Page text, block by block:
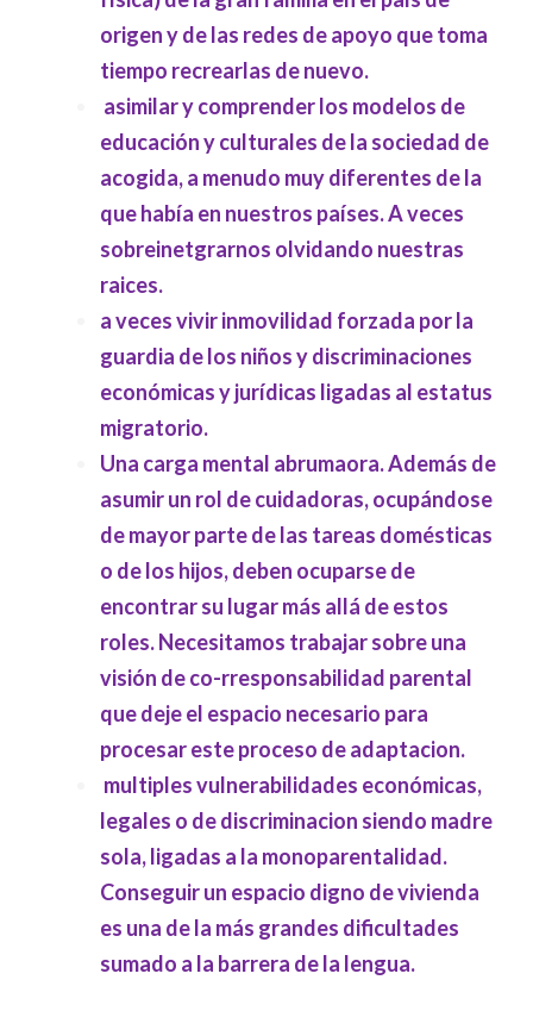
origen y de las redes de apoyo que toma
tiempo recrearlas de nuevo.
asimilar y comprender los modelos de
educación y culturales de la sociedad de
acogida, a menudo muy diferentes de la
que había en nuestros países. A veces
sobreinetgrarnos olvidando nuestras
raices.
a veces vivir inmovilidad forzada por la
guardia de los niños y discriminaciones
económicas y jurídicas ligadas al estatus
migratorio.
Una carga mental abrumaora. Además de
asumir un rol de cuidadoras, ocupándose
de mayor parte de las tareas domésticas
o de los hijos, deben ocuparse de
encontrar su lugar más allá de estos
roles. Necesitamos trabajar sobre una
visión de co-rresponsabilidad parental
que deje el espacio necesario para
procesar este proceso de adaptacion.
multiples vulnerabilidades económicas,
legales o de discriminacion siendo madre
sola, ligadas a la monoparentalidad.
Conseguir un espacio digno de vivienda
es una de la más grandes dificultades
sumado a la barrera de la lengua.